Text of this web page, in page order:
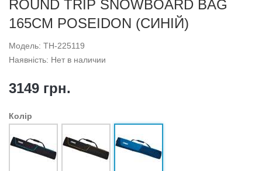
ROUND TRIP SNOWBOARD BAG
165CM POSEIDON (СИНІЙ)
Модель: TH-225119
Наявність: Нет в наличии
3149 грн.
Колір